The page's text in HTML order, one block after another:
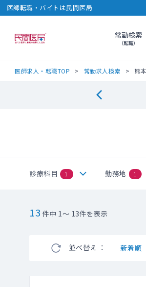
医師転職・バイトは民間医局
民間医局常勤検索
（転職）
医師求人・転職TOP 常勤求人検索 熊
診療科目 1 勤務地 1
13 件中 1～ 13件を表示
並べ替え ： 新着順